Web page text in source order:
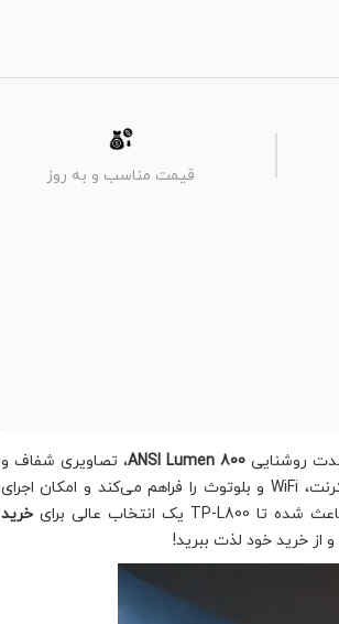
قیمت مناسب و به روز
روشنایی800 ANSI Lumen
، تصاویری شفاف و
، قابلیت اتصال به اینترنت، WiFi و بلوتوث را فراهم می‌کند و امکان اجرای
خرید
از خرید خود لذت ببرید!